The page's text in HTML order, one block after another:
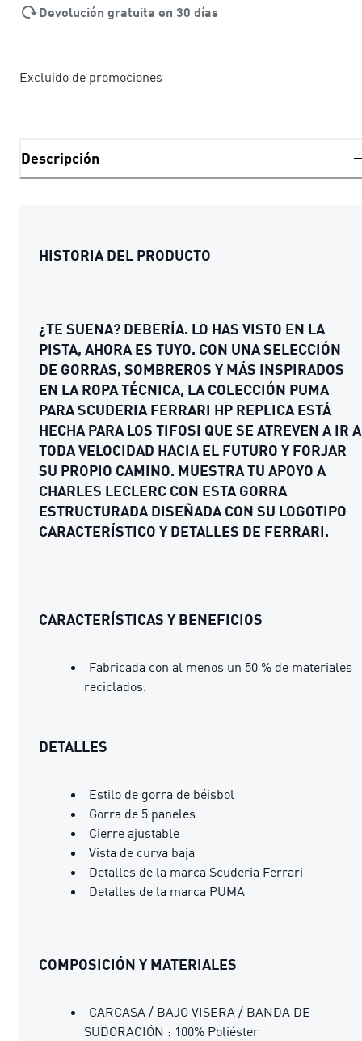
Devolución gratuita en 30 días
Excluido de promociones
Descripción
HISTORIA DEL PRODUCTO
¿TE SUENA? DEBERÍA. LO HAS VISTO EN LA
PISTA, AHORA ES TUYO. CON UNA SELECCIÓN
DE GORRAS, SOMBREROS Y MÁS INSPIRADOS
EN LA ROPA TÉCNICA, LA COLECCIÓN PUMA
PARA SCUDERIA FERRARI HP REPLICA ESTÁ
HECHA PARA LOS TIFOSI QUE SE ATREVEN A IR A
TODA VELOCIDAD HACIA EL FUTURO Y FORJAR
SU PROPIO CAMINO. MUESTRA TU APOYO A
CHARLES LECLERC CON ESTA GORRA
ESTRUCTURADA DISEÑADA CON SU LOGOTIPO
CARACTERÍSTICO Y DETALLES DE FERRARI.
CARACTERÍSTICAS Y BENEFICIOS
Fabricada con al menos un 50 % de materiales
reciclados.
DETALLES
Estilo de gorra de béisbol
Gorra de 5 paneles
Cierre ajustable
Vista de curva baja
Detalles de la marca Scuderia Ferrari
Detalles de la marca PUMA
COMPOSICIÓN Y MATERIALES
CARCASA / BAJO VISERA / BANDA DE
SUDORACIÓN : 100% Poliéster